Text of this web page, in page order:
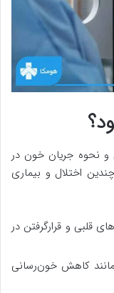
و نحوه جریان خون در
اختلال و بیماری
قلبی و قرارگرفتن در
کاهش خون‌رسانی